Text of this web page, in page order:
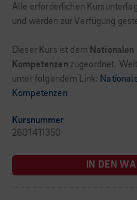
Alle erforderlichen
und werden zur Verfügung
Dieser Kurs ist dem
Kompetenzen zugeordnet.
unter folgendem Link:
Kompetenzen
Kursnummer
2601411350
IN DEN